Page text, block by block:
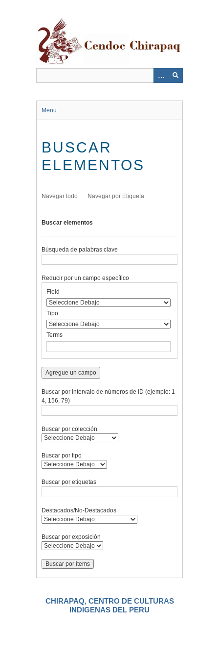
Menu
BUSCAR
ELEMENTOS
Navegar todo Navegar por Etiqueta
Buscar elementos
Búsqueda de palabras clave
rows
"Reducir
por
específico":
1
Reducir por un campo específico
de
búsqueda
de
búsqueda
de
búsqueda
de
Búsqueda
Field
Tipo
Terms
Agregue un campo
Buscar por intervalo de números de ID (ejemplo: 1-
4, 156, 79)
Buscar por colección
Buscar por tipo
Buscar por etiquetas
Destacados/No-Destacados
Buscar por exposición
CHIRAPAQ, CENTRO DE CULTURAS
INDIGENAS DEL PERU